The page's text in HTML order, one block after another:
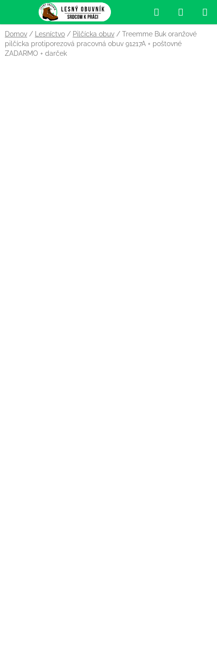
obsah
Hľadať
KOŠÍK
Domov / Lesníctvo / Pilčícka obuv / Treemme Buk oranžové
pilčícka protiporezová pracovná obuv 91217A + poštovné
ZADARMO + darček